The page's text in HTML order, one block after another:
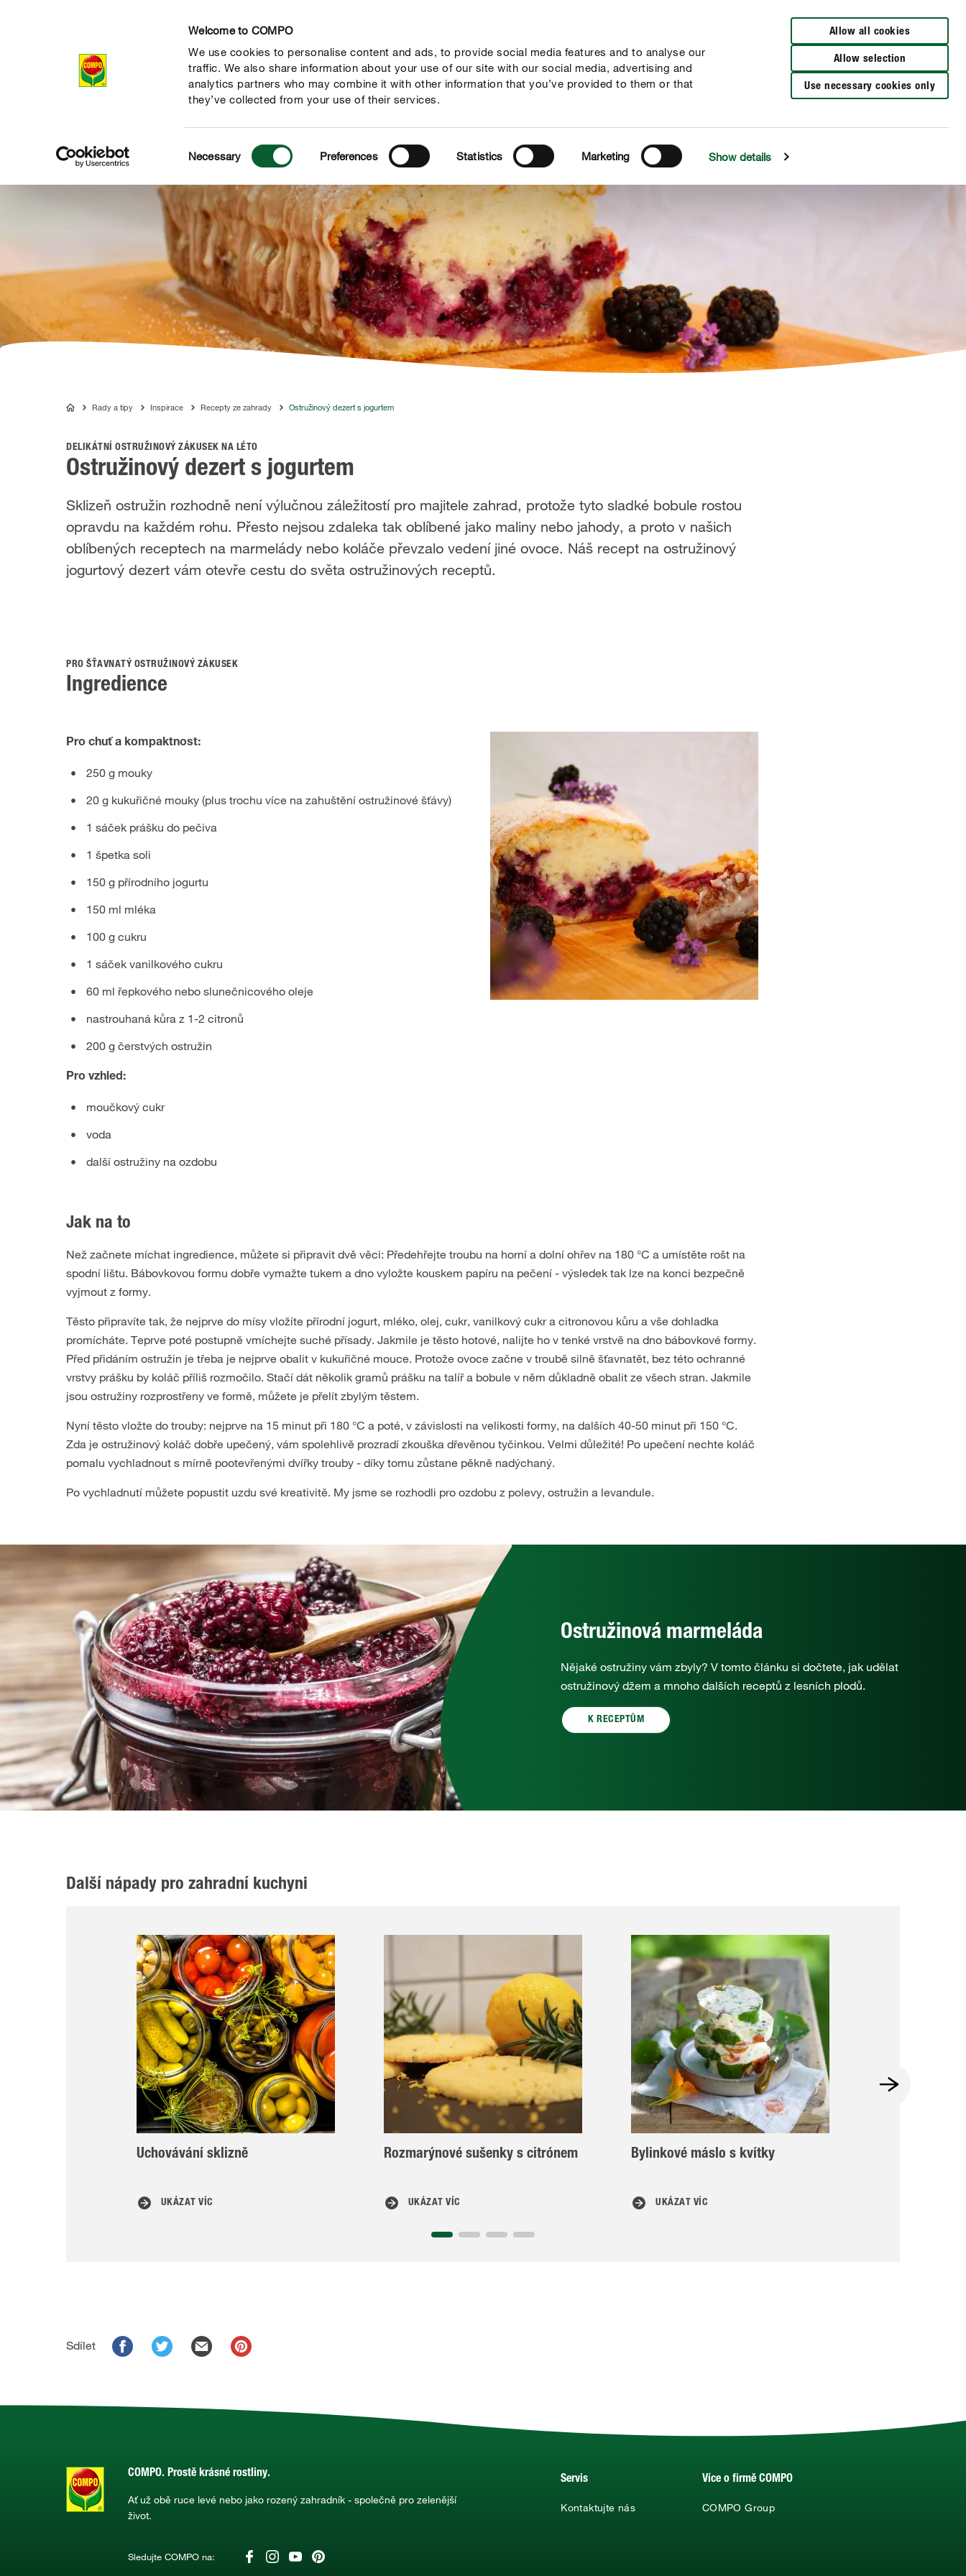
Welcome to COMPO
We use cookies to personalise content and ads, to provide social media features and to analyse our
traffic. We also share information about your use of our site with our social media, advertising and
analytics partners who may combine it with other information that you’ve provided to them or that
they’ve collected from your use of their services.
Selection
Necessary Preferences Statistics Marketing Show details
Allow all cookies
Allow selection
Use necessary cookies only
Produkty Rady a tipy Témata Kde koupit Společnost
COMPORady a tipy Inspirace Recepty ze zahrady Ostružinový dezert s jogurtem
DELIKÁTNÍ OSTRUŽINOVÝ ZÁKUSEK NA LÉTO
Ostružinový dezert s jogurtem
Sklizeň ostružin rozhodně není výlučnou záležitostí pro majitele zahrad, protože tyto sladké bobule rostou
opravdu na každém rohu. Přesto nejsou zdaleka tak oblíbené jako maliny nebo jahody, a proto v našich
oblíbených receptech na marmelády nebo koláče převzalo vedení jiné ovoce. Náš recept na ostružinový
jogurtový dezert vám otevře cestu do světa ostružinových receptů.
PRO ŠŤAVNATÝ OSTRUŽINOVÝ ZÁKUSEK
Ingredience
Pro chuť a kompaktnost:
250 g mouky
20 g kukuřičné mouky (plus trochu více na zahuštění ostružinové šťávy)
1 sáček prášku do pečiva
1 špetka soli
150 g přírodního jogurtu
150 ml mléka
100 g cukru
1 sáček vanilkového cukru
60 ml řepkového nebo slunečnicového oleje
nastrouhaná kůra z 1-2 citronů
200 g čerstvých ostružin
Pro vzhled:
moučkový cukr
voda
další ostružiny na ozdobu
Jak na to
Než začnete míchat ingredience, můžete si připravit dvě věci: Předehřejte troubu na horní a dolní ohřev na 180 °C a umístěte rošt na
spodní lištu. Bábovkovou formu dobře vymažte tukem a dno vyložte kouskem papíru na pečení - výsledek tak lze na konci bezpečně
vyjmout z formy.
Těsto připravíte tak, že nejprve do mísy vložíte přírodní jogurt, mléko, olej, cukr, vanilkový cukr a citronovou kůru a vše dohladka
promícháte. Teprve poté postupně vmíchejte suché přísady. Jakmile je těsto hotové, nalijte ho v tenké vrstvě na dno bábovkové formy.
Před přidáním ostružin je třeba je nejprve obalit v kukuřičné mouce. Protože ovoce začne v troubě silně šťavnatět, bez této ochranné
vrstvy prášku by koláč příliš rozmočilo. Stačí dát několik gramů prášku na talíř a bobule v něm důkladně obalit ze všech stran. Jakmile
jsou ostružiny rozprostřeny ve formě, můžete je přelít zbylým těstem.
Nyní těsto vložte do trouby: nejprve na 15 minut při 180 °C a poté, v závislosti na velikosti formy, na dalších 40-50 minut při 150 °C.
Zda je ostružinový koláč dobře upečený, vám spolehlivě prozradí zkouška dřevěnou tyčinkou. Velmi důležité! Po upečení nechte koláč
pomalu vychladnout s mírně pootevřenými dvířky trouby - díky tomu zůstane pěkně nadýchaný.
Po vychladnutí můžete popustit uzdu své kreativitě. My jsme se rozhodli pro ozdobu z polevy, ostružin a levandule.
Ostružinová marmeláda
Nějaké ostružiny vám zbyly? V tomto článku si dočtete, jak udělat
ostružinový džem a mnoho dalších receptů z lesních plodů.
K RECEPTŮM
Další nápady pro zahradní kuchyni
Uchovávání sklizně
UKÁZAT VÍC
Rozmarýnové sušenky s citrónem
UKÁZAT VÍC
Bylinkové máslo s kvítky
UKÁZAT VÍC
Sdílet
COMPO. Prostě krásné rostliny.
Ať už obě ruce levé nebo jako rozený zahradník - společně pro zelenější
život.
Sledujte COMPO na:
Servis
Kontaktujte nás
Více o firmě COMPO
COMPO Group